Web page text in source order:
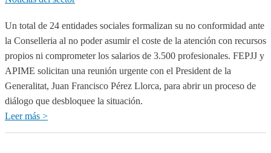
Familia
e
Infancia
alcanzan
un
acuerdo
Un total de 24 entidades sociales formalizan su no conformidad ante
la Conselleria al no poder asumir el coste de la atención con recursos
propios ni comprometer los salarios de 3.500 profesionales. FEPJJ y
APIME solicitan una reunión urgente con el President de la
Generalitat, Juan Francisco Pérez Llorca, para abrir un proceso de
diálogo que desbloquee la situación.
Leer más >
El